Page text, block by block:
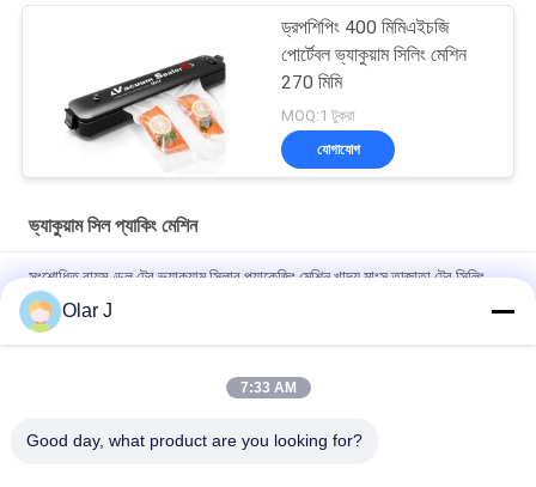
ড্রপশিপিং 400 মিমিএইচজি
পোর্টেবল ভ্যাকুয়াম সিলিং মেশিন
270 মিমি
MOQ:1 টুকরা
যোগাযোগ
ভ্যাকুয়াম সিল প্যাকিং মেশিন
সংশোধিত বায়ুমণ্ডল ট্রে ভ্যাকুয়াম সিলার প্যাকেজিং মেশিন খাদ্য মাংস তাজাতা ট্রে সিলিং
মেশিন
নির্ভুল গ্যাস বায়ুমণ্ডল নিয়ন্ত্রণ স্বয়ংক্রিয় মানচিত্র ট্রে সিলিং মেশিন তাজা পুরো চিকেন ট্রে
Olar J
7:33 AM
Good day, what product are you looking for?